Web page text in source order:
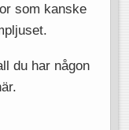
som kanske
du har någon